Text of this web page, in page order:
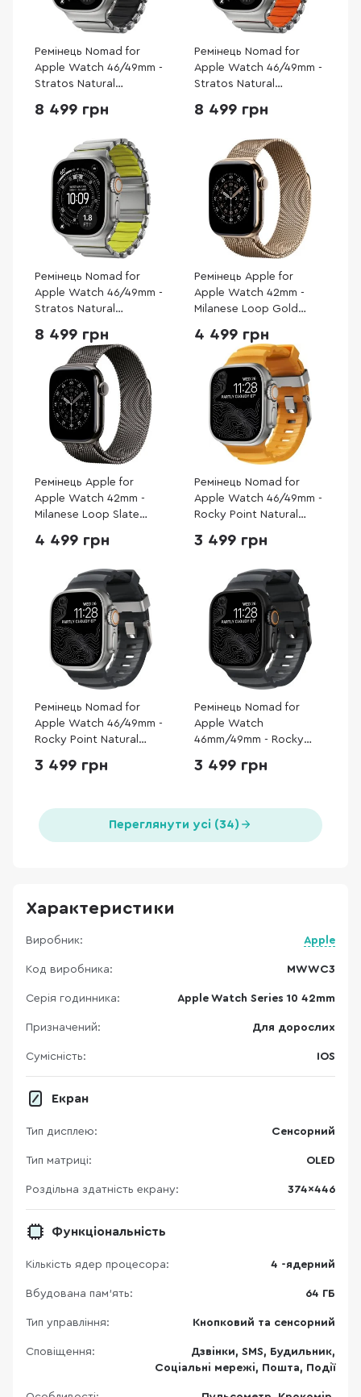
Ремінець Nomad for
Apple Watch 46/49mm -
Stratos Natural
(NM014421858)
8 499 грн
Ремінець Nomad for
Apple Watch 46/49mm -
Stratos Natural
(NM011123858)
8 499 грн
Ремінець Nomad for
Apple Watch 46/49mm -
Stratos Natural
(NM011147858)
8 499 грн
Ремінець Apple for
Apple Watch 42mm -
Milanese Loop Gold
4 499 грн
Ремінець Apple for
Apple Watch 42mm -
Milanese Loop Slate
4 499 грн
Ремінець Nomad for
Apple Watch 46/49mm -
Rocky Point Natural
(NM013602858)
3 499 грн
Ремінець Nomad for
Apple Watch 46/49mm -
Rocky Point Natural
Storm (NM013596858)
3 499 грн
Ремінець Nomad for
Apple Watch
46mm/49mm - Rocky
Titanium Hardware
3 499 грн
Переглянути усі (34)
Характеристики
Виробник: Apple
Код виробника: MWWC3
Серія годинника: Apple Watch Series 10 42mm
Призначений: Для дорослих
Сумісність: IOS
Екран
Тип дисплею: Сенсорний
Тип матриці: OLED
Роздільна здатність екрану: 374x446
Функціональність
Кількість ядер процесора: 4 -ядерний
Вбудована пам'ять: 64 ГБ
Тип управління: Кнопковий та сенсорний
Сповіщення:
Дзвінки, SMS, Будильник,
Соціальні мережі, Пошта, Події